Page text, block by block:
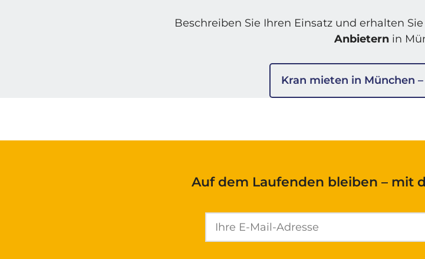
Beschreiben Sie Ihren Einsatz und erhalten Sie
Anbietern in
Kran mieten in München
Auf dem Laufenden bleiben – mit